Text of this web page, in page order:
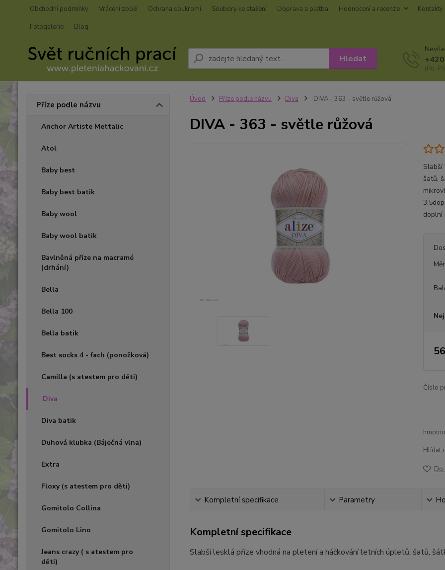
Obchodní podmínky Vrácení zboží Ochrana soukromí Soubory ke stažení Doprava a platba Hodnocení a recenze
Kontakty
Fotogalerie
Blog
Hledat
(Po-
Příze podle názvu
Anchor Artiste Mettalic
Atol
Baby best
Baby best batik
Baby wool
Baby wool batik
Bavlněná příze na macramé
(drhání)
Bella
Bella 100
Bella batik
Best socks 4 - fach (ponožková)
Camilla (s atestem pro děti)
Diva
Diva batik
Duhová klubka (Báječná vlna)
Extra
Floxy (s atestem pro děti)
Gomitolo Collina
Gomitolo Lino
Jeans crazy ( s atestem pro
děti)
Úvod Příze podle názvu Diva DIVA - 363 - světle růžová
DIVA - 363 - světle růžová
šatů,
doplní
Číslo
Hlídat
Do
Kompletní specifikace Parametry
Kompletní specifikace
Slabší lesklá příze vhodná na pletení a háčkování letních úpletů, šatů,